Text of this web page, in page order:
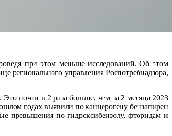
при этом меньше исследований. Об этом
регионального управления Роспотребнадзора,
почти в 2 раза больше, чем за 2 месяца 2023
годах выявили по канцерогену бензапирен
превышения по гидроксибензолу, фторидам и